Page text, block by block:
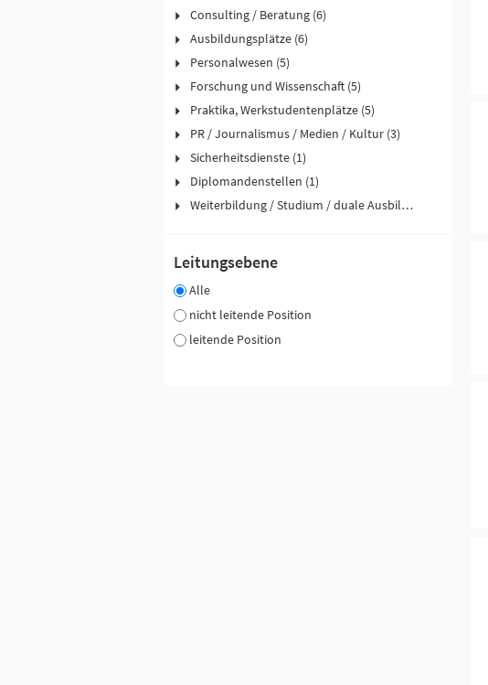
Consulting / Beratung (6)
Ausbildungsplätze (6)
Personalwesen (5)
Forschung und Wissenschaft (5)
Praktika, Werkstudentenplätze (5)
PR / Journalismus / Medien / Kultur (3)
Sicherheitsdienste (1)
Diplomandenstellen (1)
Weiterbildung / Studium / duale Ausbildung (1)
Leitungsebene
Alle
nicht leitende Position
leitende Position